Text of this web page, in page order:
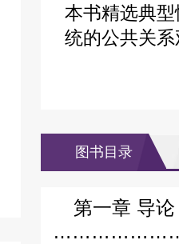
本书精选典
统的公共关
图书目录
第一章 导论